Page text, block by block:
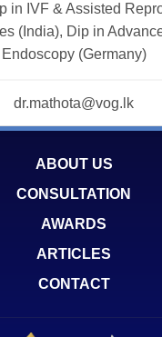
in IVF & Assisted
(India), Dip in
Endoscopy (Germany)
dr.mathota@vog.lk
ABOUT US
CONSULTATION
AWARDS
ARTICLES
CONTACT